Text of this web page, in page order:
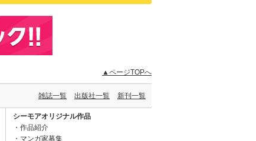
▲ページTOPへ
雑誌一覧 出版社一覧 新刊一覧
シーモアオリジナル作品
作品紹介
マンガ家募集